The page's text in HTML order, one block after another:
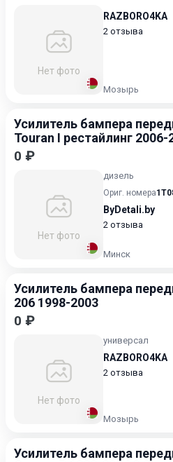
Нет фото
RAZBORO4KA
2 отзыва
Мозырь
Усилитель бампера
Touran I рестайлинг 2006-
0 ₽
Нет фото
дизель
Ориг. номера
ByDetali.by
2 отзыва
Минск
Усилитель бампера
206 1998-2003
0 ₽
Нет фото
универсал
RAZBORO4KA
2 отзыва
Мозырь
Усилитель бампера